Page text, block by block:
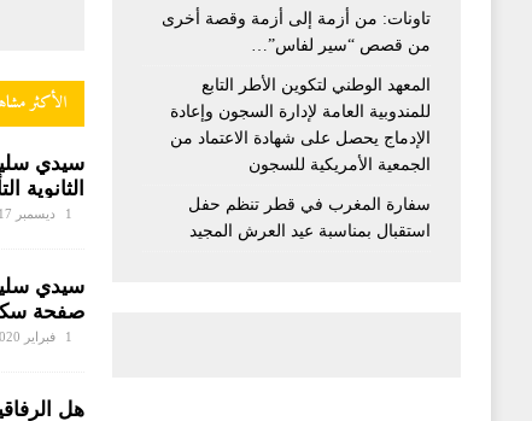
الأكثر
سيدي
الثانوية
صفيح
1 ديسمبر 2017
سيدي
صفحة
1 فبراير 2020
تاونات: من أزمة إلى أزمة وقصة أخرى
من قصص “سير لفاس”…
المعهد الوطني لتكوين الأطر التابع
للمندوبية العامة لإدارة السجون وإعادة
الإدماج يحصل على شهادة الاعتماد من
الجمعية الأمريكية للسجون
سفارة المغرب في قطر تنظم حفل
استقبال بمناسبة عيد العرش المجيد